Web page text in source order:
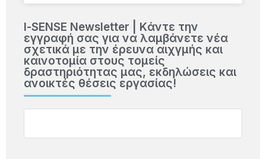
Ι-SENSE Newsletter | Kάντε την
εγγραφή σας για να λαμβάνετε νέα
σχετικά με την έρευνα αιχγμής και
καινοτομία στους τομείς
δραστηριότητας μας, εκδηλώσεις και
ανοικτές θέσεις εργασίας!